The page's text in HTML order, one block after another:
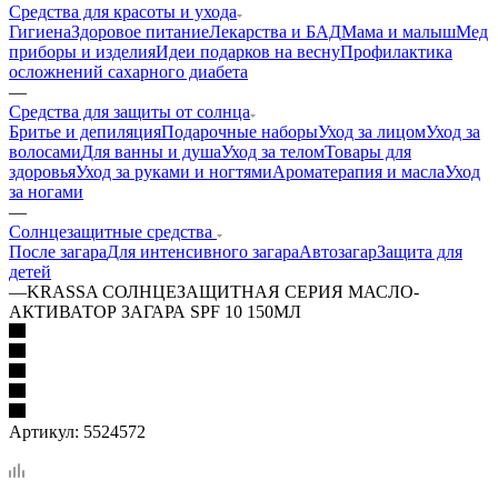
Средства для красоты и ухода
ГигиенаЗдоровое питаниеЛекарства и БАДМама и малышМед
приборы и изделияИдеи подарков на веснуПрофилактика
осложнений сахарного диабета
—
Средства для защиты от солнца
Бритье и депиляцияПодарочные наборыУход за лицомУход за
волосамиДля ванны и душаУход за теломТовары для
здоровьяУход за руками и ногтямиАроматерапия и маслаУход
за ногами
—
Солнцезащитные средства
После загараДля интенсивного загараАвтозагарЗащита для
детей
—KRASSA СОЛНЦЕЗАЩИТНАЯ СЕРИЯ МАСЛО-
АКТИВАТОР ЗАГАРА SPF 10 150МЛ
Артикул: 5524572